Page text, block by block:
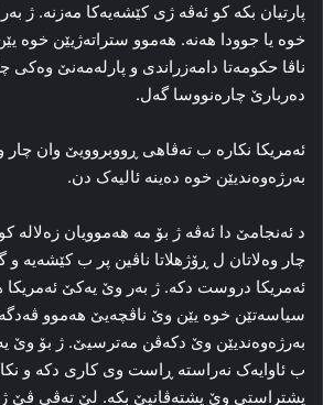
پارتیان بکه‌ کو ئه‌ڤه‌ ژی کێشه‌یه‌کا‌ مه‌زنه‌. ژ به‌ر
خوه‌ یا جوودا هه‌نه‌. هه‌موو ستراته‌ژیێن خوه‌
ناڤا حکومه‌تا دامه‌زراندی و پارله‌مه‌نێ وه‌کی
ده‌ربارێ چاره‌نووسا گه‌ل.
ئەمریكا نکارە ب ته‌ڤاهی ڕووبروویێ وان چار
به‌رژه‌وه‌ندیێن خوه‌ ده‌ینه‌ ئالیه‌ک دن.
د ئه‌نجامێ دا ئه‌ڤه‌ ژ بۆ مه‌ هه‌موویان زەلالە‌
چار وه‌لاتان ل ڕۆژهلاتا ناڤین پر ب کێشه‌یە و
ئەمریكا دروست دکه‌. ژ به‌ر وێ یه‌کێ ئەمریكا
سیاسه‌تێن خوه‌ یێن وێ ناڤچه‌یێ هه‌موو
به‌رژه‌وه‌ندیێن وێ دکه‌ڤن مه‌ترسیێ. ژ بۆ وێ
ب ئاوایه‌ک‌ نه‌راسته‌ ڕاست وی کاری دکه‌ و
پشتراستی وێ پشته‌ڤانیێ بکه‌. لێ تەڤی ڤێ